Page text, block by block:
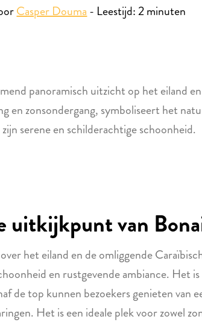
Casper Douma- Leestijd:2minuten
panoramisch uitzicht op het eiland
en zonsondergang, symboliseert het
serene en schilderachtige schoonheid.
uitkijkpunt van
het eiland en de omliggende
en rustgevende ambiance. Het
de top kunnen bezoekers genieten van
Het is een ideale plek voor zowel